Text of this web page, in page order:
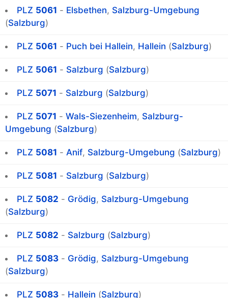
PLZ 5061 - Elsbethen, Salzburg-Umgebung
(Salzburg)
PLZ 5061 - Puch bei Hallein, Hallein (Salzburg)
PLZ 5061 - Salzburg (Salzburg)
PLZ 5071 - Salzburg (Salzburg)
PLZ 5071 - Wals-Siezenheim, Salzburg-
Umgebung (Salzburg)
PLZ 5081 - Anif, Salzburg-Umgebung (Salzburg)
PLZ 5081 - Salzburg (Salzburg)
PLZ 5082 - Grödig, Salzburg-Umgebung
(Salzburg)
PLZ 5082 - Salzburg (Salzburg)
PLZ 5083 - Grödig, Salzburg-Umgebung
(Salzburg)
PLZ 5083 - Hallein (Salzburg)